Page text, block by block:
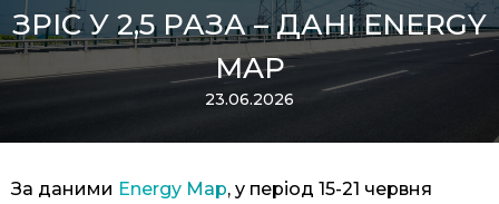
ЗРІС У 2,5 РАЗА – ДАНІ ENERGY
MAP
23.06.2026
За даними Energy Map, у період 15-21 червня